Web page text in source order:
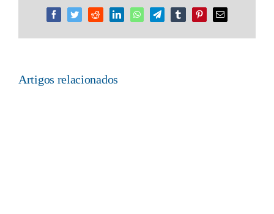
FacebookTwitterRedditLinkedInWhatsAppTelegramTumblrPinterestEmail
Artigos relacionados